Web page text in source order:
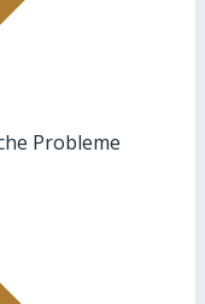
Probleme